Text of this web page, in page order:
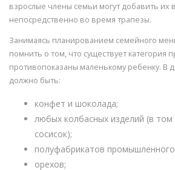
взрослые члены семьи могут добавить их
непосредственно во время трапезы.
Занимаясь планированием семейного
помнить о том, что существует категория
противопоказаны маленькому ребенку. В
должно быть:
конфет и шоколада;
любых колбасных изделий (в том
сосисок);
полуфабрикатов
орехов;